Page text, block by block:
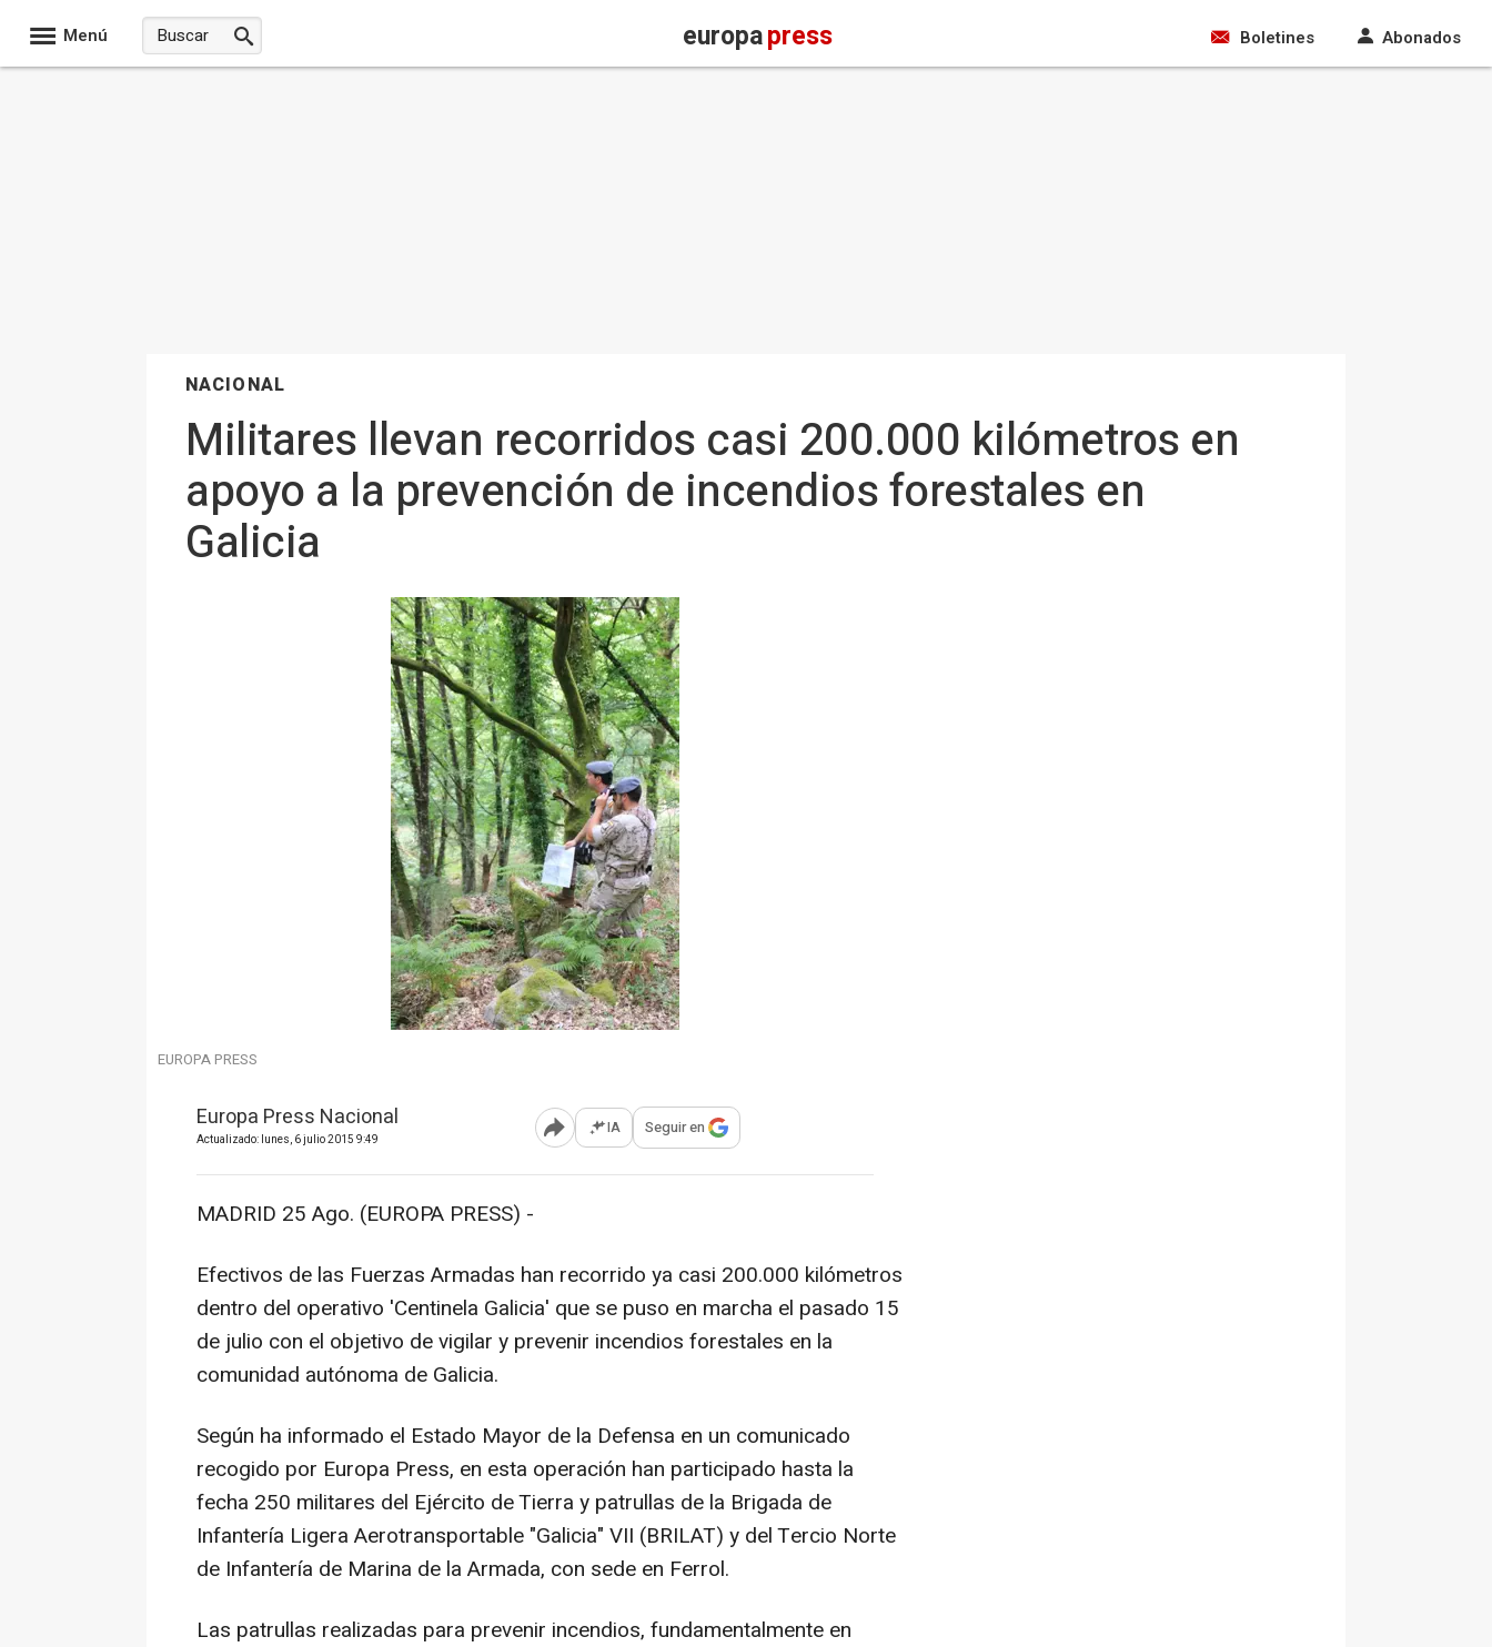
Menú europapress Boletines Abonados
NACIONAL
Militares llevan recorridos casi 200.000 kilómetros en
apoyo a la prevención de incendios forestales en
Galicia
EUROPA PRESS
Europa Press Nacional
Actualizado: lunes, 6 julio 2015 9:49 Abrir opciones para compartir
IA Seguir en
MADRID 25 Ago. (EUROPA PRESS) -
Efectivos de las Fuerzas Armadas han recorrido ya casi 200.000 kilómetros
dentro del operativo 'Centinela Galicia' que se puso en marcha el pasado 15
de julio con el objetivo de vigilar y prevenir incendios forestales en la
comunidad autónoma de Galicia.
Según ha informado el Estado Mayor de la Defensa en un comunicado
recogido por Europa Press, en esta operación han participado hasta la
fecha 250 militares del Ejército de Tierra y patrullas de la Brigada de
Infantería Ligera Aerotransportable "Galicia" VII (BRILAT) y del Tercio Norte
de Infantería de Marina de la Armada, con sede en Ferrol.
Las patrullas realizadas para prevenir incendios, fundamentalmente en